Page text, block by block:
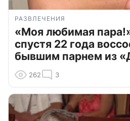
РАЗВЛЕЧЕНИЯ
«Моя любимая
спустя 22 года
бывшим парнем из
262 3